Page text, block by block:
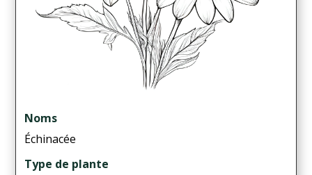
Noms
Échinacée
Type de plante